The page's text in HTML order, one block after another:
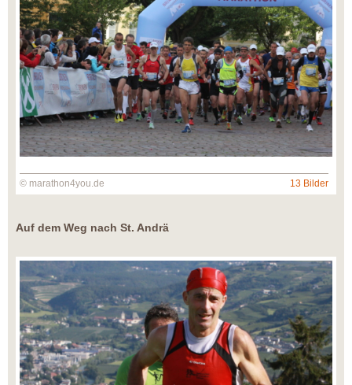
© marathon4you.de 13 Bilder
Auf dem Weg nach St. Andrä